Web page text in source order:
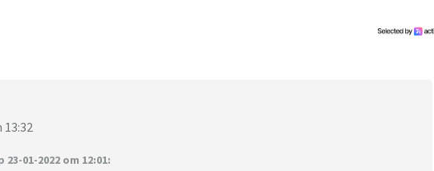
13:32
01-2022 om 12:01: